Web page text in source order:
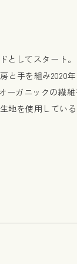
としてスタート。
手を組み2020
ガニックの繊維
地を使用してい